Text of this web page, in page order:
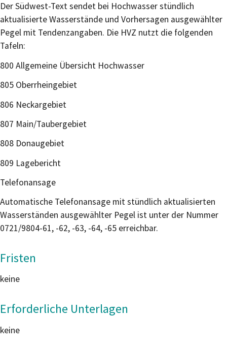
Der Südwest-Text sendet bei Hochwasser stündlich
aktualisierte Wasserstände und Vorhersagen ausgewählter
Pegel mit Tendenzangaben. Die HVZ nutzt die folgenden
Tafeln:
800 Allgemeine Übersicht Hochwasser
805 Oberrheingebiet
806 Neckargebiet
807 Main/Taubergebiet
808 Donaugebiet
809 Lagebericht
Telefonansage
Automatische Telefonansage mit stündlich aktualisierten
Wasserständen ausgewählter Pegel ist unter der Nummer
0721/9804-61, -62, -63, -64, -65 erreichbar.
Fristen
keine
Erforderliche Unterlagen
keine